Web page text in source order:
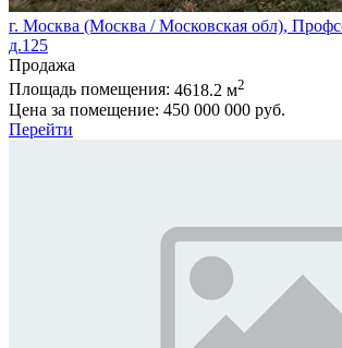
г. Москва (Москва / Московская обл),
д.125
Продажа
Площадь помещения: 4618.2 м2
Цена за помещение: 450 000 000 руб.
Перейти